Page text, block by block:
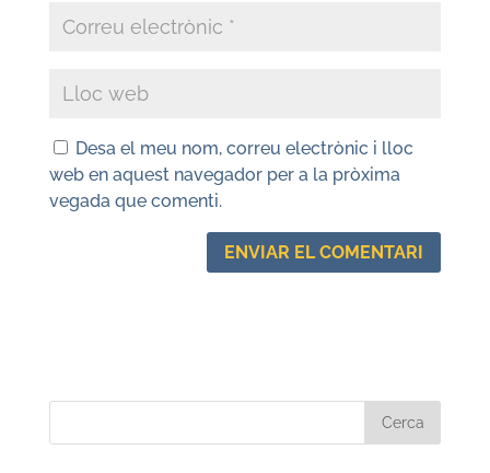
Desa el meu nom, correu electrònic i lloc
web en aquest navegador per a la pròxima
vegada que comenti.